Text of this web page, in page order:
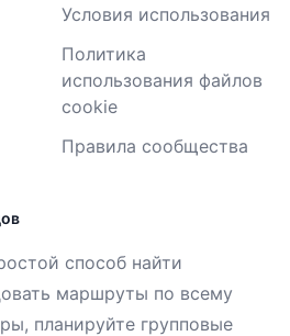
Условия использования
Политика
использования файлов
cookie
Правила сообщества
способ найти
маршруты по всему
планируйте групповые